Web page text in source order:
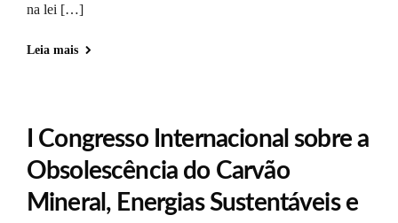
na lei […]
Leia mais
I Congresso Internacional sobre a
Obsolescência do Carvão
Mineral, Energias Sustentáveis e